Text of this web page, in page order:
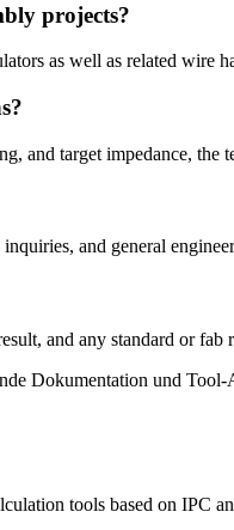
projects?
as well as related wire
and target impedance,
and general
and any standard or
Dokumentation und
tools based on IPC